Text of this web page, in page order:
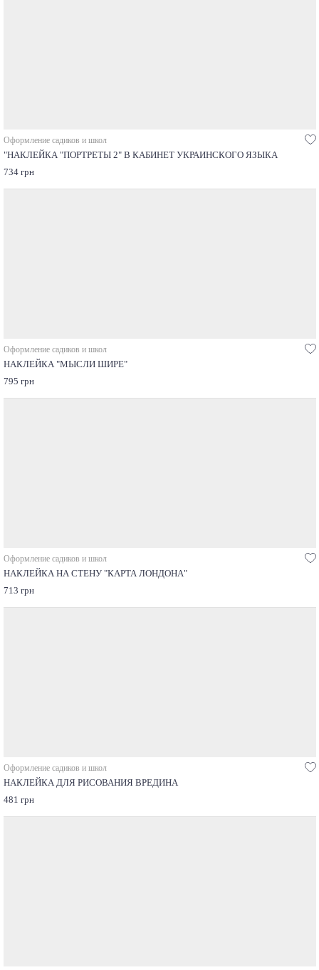
Оформление садиков и школ
"НАКЛЕЙКА "ПОРТРЕТЫ 2" В КАБИНЕТ УКРАИНСКОГО ЯЗЫКА
734 грн
Оформление садиков и школ
НАКЛЕЙКА "МЫСЛИ ШИРЕ"
795 грн
Оформление садиков и школ
НАКЛЕЙКА НА СТЕНУ "КАРТА ЛОНДОНА"
713 грн
Оформление садиков и школ
НАКЛЕЙКА ДЛЯ РИСОВАНИЯ ВРЕДИНА
481 грн